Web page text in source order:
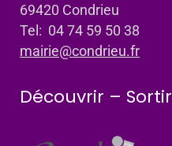
69420 Condrieu
Tel: 04 74 59 50 38
mairie@condrieu.fr
Découvrir – Sortir